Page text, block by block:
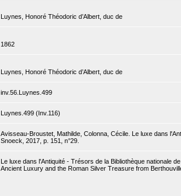
Luynes, Honoré Théodoric d’Albert, duc de
1862
Luynes, Honoré Théodoric d’Albert, duc de
inv.56.Luynes.499
Luynes.499 (Inv.116)
Avisseau-Broustet, Mathilde, Colonna, Cécile. Le luxe dans
Snoeck, 2017, p. 151, n°29.
Le luxe dans l'Antiquité - Trésors de la Bibliothèque nationale
Ancient Luxury and the Roman Silver Treasure from